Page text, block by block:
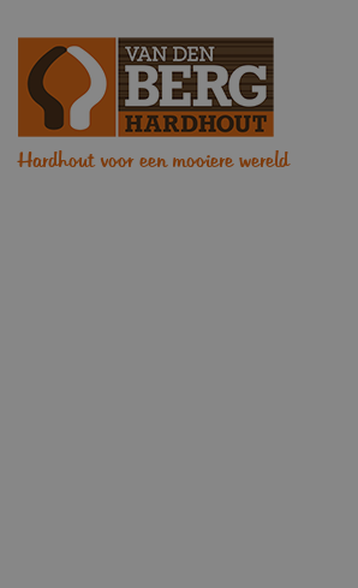
Hardhout voor een mooiere wereld